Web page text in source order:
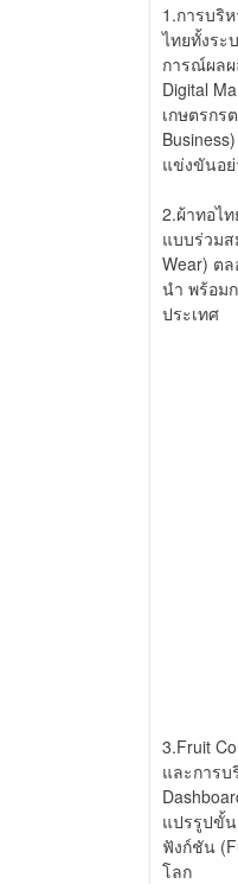
1.การบริ
ไทยทั้งระ
การณ์ผล
Digital
เกษตรก
แข่งขันอย่
2.ผ้าทอไ
แบบร่วมส
Wear) ต
นำ พร้อม
ประเทศ
3.Fruit
และการบ
แปรรูปขั้น
ฟังก์ชัน
โลก